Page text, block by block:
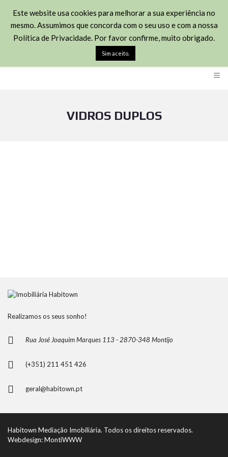
(+351) 211451426
Rua José Joaquim Marques 113 - 2870-348 Montijo
≡
VIDROS DUPLOS
Realizamos os seus sonho!
Rua José Joaquim Marques 113 - 2870-348 Montijo
(+351) 211 451 426
geral@habitown.pt
Habitown Mediação Imobiliária. Todos os direitos reservados.
Webdesign: MontiWWW
Este website usa cookies para melhorar a sua experiência no
mesmo. Assumimos que concorda com o seu uso e com a nossa
Política de Privacidade. Por favor confirme, muito obrigado.
Sim aceito.